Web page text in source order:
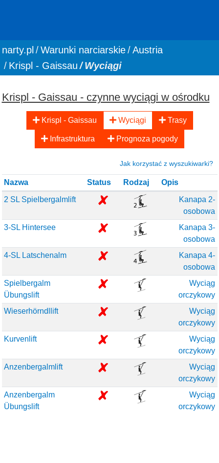
You are here:
narty.pl Warunki narciarskie
Austria
Krispl - Gaissau
Wyciągi
Krispl - Gaissau - czynne wyciągi w ośrodku
Krispl - Gaissau Wyciągi Trasy
Infrastruktura Prognoza pogody
Jak korzystać z wyszukiwarki?
Nazwa Status Rodzaj Opis
2 SL Spielbergalmlift
Kanapa 2-
osobowa
3-SL Hintersee
Kanapa 3-
osobowa
4-SL Latschenalm
Kanapa 4-
osobowa
Spielbergalm
Übungslift
Wyciąg
orczykowy
Wieserhörndllift
Wyciąg
orczykowy
Kurvenlift
Wyciąg
orczykowy
Anzenbergalmlift
Wyciąg
orczykowy
Anzenbergalm
Übungslift
Wyciąg
orczykowy